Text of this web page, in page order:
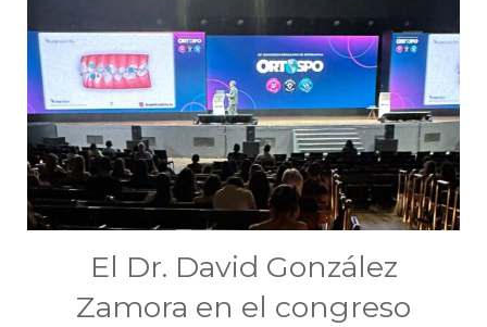
El Dr. David González
Zamora en el congreso